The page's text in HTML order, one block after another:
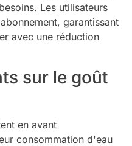
Les utilisateurs
garantissant
avec une réduction
sur le goût
en avant
consommation d'eau